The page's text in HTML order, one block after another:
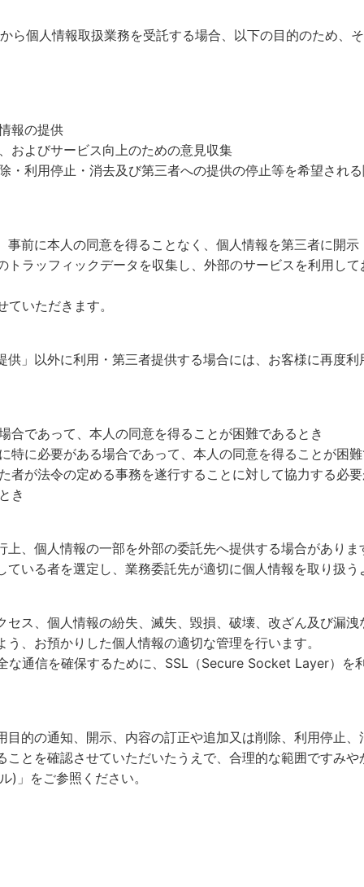
ら個人情報取扱業務を受託する場合、以下の目的のため、
報の提供
およびサービス向上のための意見収集
・利用停止・消去及び第三者への提供の停止等を希望され
前に本人の同意を得ることなく、個人情報を第三者に開示
ラッフィックデータを収集し、外部のサービスを利用し
いただきます。
供」以外に利用・第三者提供する場合には、お客様に再度
合であって、本人の同意を得ることが困難であるとき
に必要がある場合であって、本人の同意を得ることが困
者が法令の定める事務を遂行することに対して協力する必
き
、個人情報の一部を外部の委託先へ提供する場合があり
いる者を選定し、業務委託先が適切に個人情報を取り扱う
ス、個人情報の紛失、滅失、毀損、破壊、改ざん及び漏
、お預かりした個人情報の適切な管理を行います。
な通信を確保するために、SSL（Secure Socket Layer）を
的の通知、開示、内容の訂正や追加又は削除、利用停止
とを確認させていただいたうえで、合理的な範囲ですみ
)」をご参照ください。